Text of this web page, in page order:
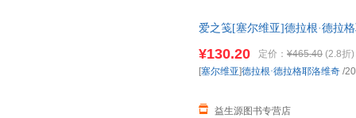
爱之笺[塞尔维亚]德拉根·德拉
¥130.20 定价： ¥465.40 (2.8折)
益生源图书专营店
[塞尔维亚]德拉根·德拉格耶洛维奇 /